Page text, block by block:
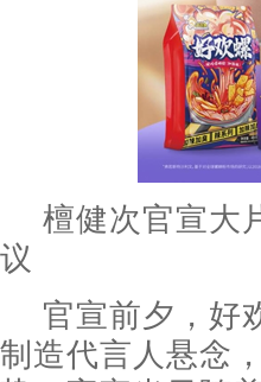
檀健次官宣大
议
官宣前夕，好
制造代言人悬念